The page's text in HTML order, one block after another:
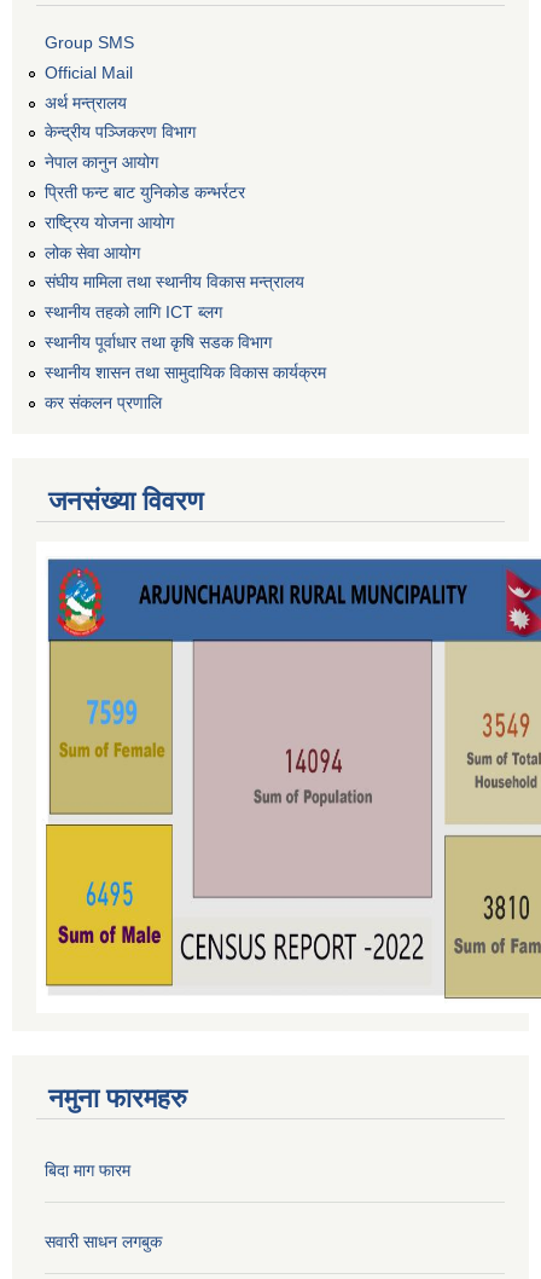
Group SMS
Official Mail
अर्थ मन्त्रालय
केन्द्रीय पञ्जिकरण विभाग
नेपाल कानुन आयोग
प्रिती फन्ट बाट युनिकोड कन्भर्रटर
राष्ट्रिय योजना आयोग
लोक सेवा आयोग
संघीय मामिला तथा स्थानीय विकास मन्त्रालय
स्थानीय तहको लागि ICT ब्लग
स्थानीय पूर्वाधार तथा कृषि सडक विभाग
स्थानीय शासन तथा सामुदायिक विकास कार्यक्रम
कर स‌ंकलन प्रणालि
जनसंख्या विवरण
नमुना फारमहरु
बिदा माग फारम
सवारी साधन लगबुक